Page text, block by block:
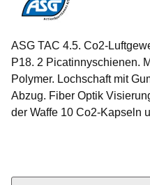
ASG TAC 4.5. Co2-
P18. 2 Picatinnyschienen.
Polymer. Lochschaft mit
Abzug. Fiber Optik
der Waffe 10 Co2-Kapseln